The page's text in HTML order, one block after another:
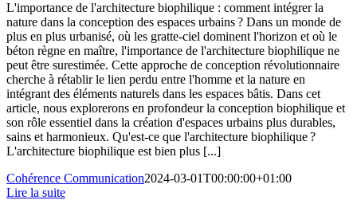
L'importance de l'architecture biophilique : comment intégrer la
nature dans la conception des espaces urbains ? Dans un monde de
plus en plus urbanisé, où les gratte-ciel dominent l'horizon et où le
béton règne en maître, l'importance de l'architecture biophilique ne
peut être surestimée. Cette approche de conception révolutionnaire
cherche à rétablir le lien perdu entre l'homme et la nature en
intégrant des éléments naturels dans les espaces bâtis. Dans cet
article, nous explorerons en profondeur la conception biophilique et
son rôle essentiel dans la création d'espaces urbains plus durables,
sains et harmonieux. Qu'est-ce que l'architecture biophilique ?
L'architecture biophilique est bien plus [...]
Cohérence Communication2024-03-01T00:00:00+01:00
Lire la suite